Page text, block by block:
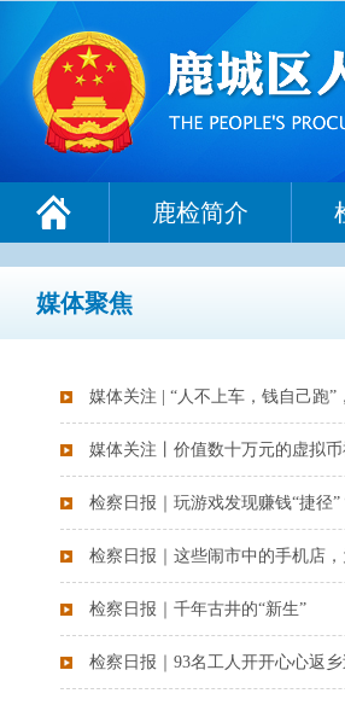
鹿检简介
媒体聚焦
媒体关注 | “人不上车，钱自己跑”
媒体关注丨价值数十万元的虚拟
检察日报｜玩游戏发现赚钱“捷径
检察日报｜这些闹市中的手机店
检察日报｜千年古井的“新生”
检察日报｜93名工人开开心心返